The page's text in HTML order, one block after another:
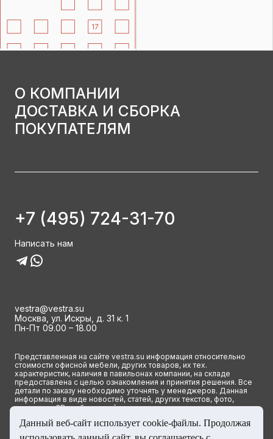
О КОМПАНИИ
ДОСТАВКА И СБОРКА
ПОКУПАТЕЛЯМ
+7 (495) 724-31-70
Написать нам
vestra@vestra.su
Москва, ул. Искры, д. 31 к. 1
Пн-Пт 09.00 – 18.00
Представленная на сайте vestra.su информация относительно
стоимости офисной мебели, других товаров, их тех.
характеристик, наличия в павильонах компании, на складе
предоставлена с целью ознакомления и принятия решения. Все
детали по заказу необходимо уточнять у менеджеров. Данная
информация в виде новостей, статей, других текстов, фото,
картинок и 3D изображений ни при каких условиях не является
положениями ст. 437(2) Гражданского кодекса РФ.
Данный веб-сайт использует cookie-файлы. Продолжая